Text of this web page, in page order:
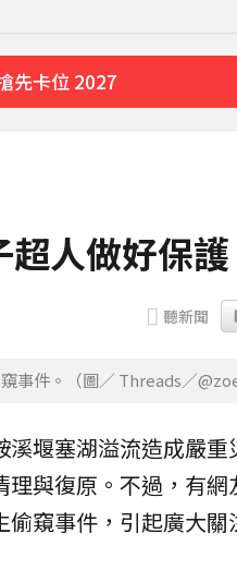
先卡位 2027
人做好保
聽新聞
件。（圖／ Threads／
溪堰塞湖溢流造成嚴重
與復原。不過，有網
偷窺事件，引起廣大關